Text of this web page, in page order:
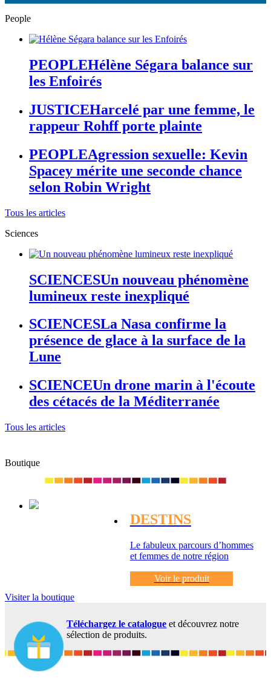
People
PEOPLEHélène Ségara balance sur
les Enfoirés
JUSTICEHarcelé par une femme, le
rappeur Rohff porte plainte
PEOPLEAgression sexuelle: Kevin
Spacey mérite une seconde chance
selon Robin Wright
Tous les articles
Sciences
SCIENCESUn nouveau phénomène
lumineux reste inexpliqué
SCIENCESLa Nasa confirme la
présence de glace à la surface de la
Lune
SCIENCEUn drone marin à l'écoute
des cétacés de la Méditerranée
Tous les articles
Boutique
DESTINS
Le fabuleux parcours d’hommes
et femmes de notre région
Voir le produit
Visiter la boutique
Téléchargez le catalogue et découvrez notre
sélection de produits.